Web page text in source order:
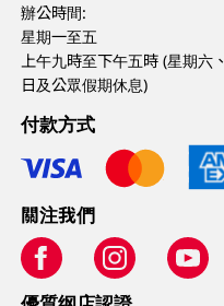
辦公時間:
星期一至五
上午九時至下午五時 (星期六、
日及公眾假期休息)
付款方式
關注我們